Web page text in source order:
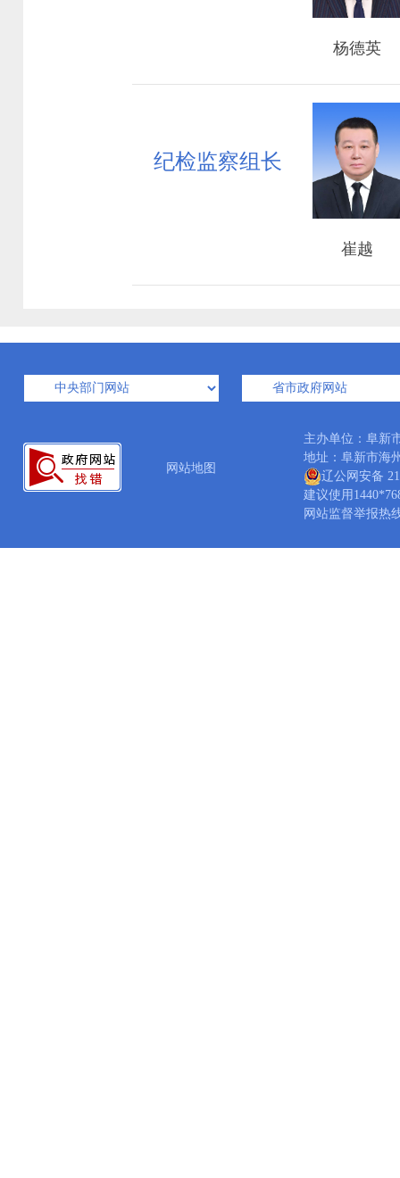
杨德英
纪检监察组长
崔越
网站地图
主办单位：阜
地址：阜新市
辽公网安备
建议使用
网站监督举报热